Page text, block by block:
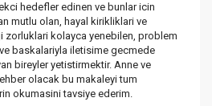
hedefler edinen ve bunlar icin
mutlu olan, hayal kirikliklari ve
zorluklari kolayca yenebilen, problem
baskalariyla iletisime gecmede
bireyler yetistirmektir. Anne ve
olacak bu makaleyi tum
okumasini tavsiye ederim.